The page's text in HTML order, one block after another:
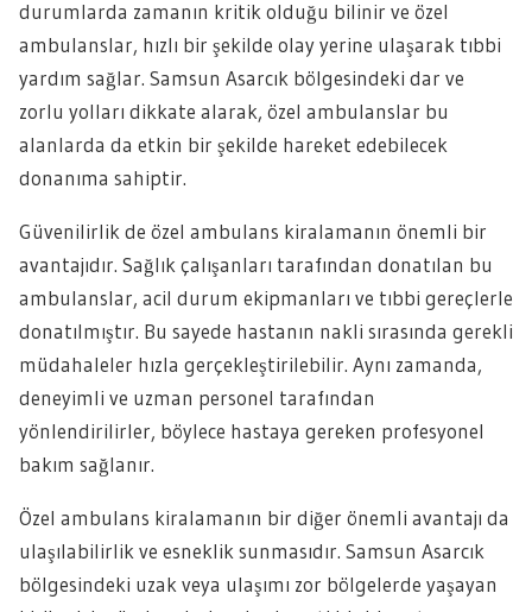
durumlarda zamanın kritik olduğu bilinir ve özel
ambulanslar, hızlı bir şekilde olay yerine ulaşarak tıbbi
yardım sağlar. Samsun Asarcık bölgesindeki dar ve
zorlu yolları dikkate alarak, özel ambulanslar bu
alanlarda da etkin bir şekilde hareket edebilecek
donanıma sahiptir.
Güvenilirlik de özel ambulans kiralamanın önemli bir
avantajıdır. Sağlık çalışanları tarafından donatılan bu
ambulanslar, acil durum ekipmanları ve tıbbi gereçlerle
donatılmıştır. Bu sayede hastanın nakli sırasında gerekli
müdahaleler hızla gerçekleştirilebilir. Aynı zamanda,
deneyimli ve uzman personel tarafından
yönlendirilirler, böylece hastaya gereken profesyonel
bakım sağlanır.
Özel ambulans kiralamanın bir diğer önemli avantajı da
ulaşılabilirlik ve esneklik sunmasıdır. Samsun Asarcık
bölgesindeki uzak veya ulaşımı zor bölgelerde yaşayan